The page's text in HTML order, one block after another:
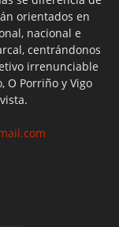
orientados en
nacional e
centrándonos
irrenunciable
O Porriño y Vigo